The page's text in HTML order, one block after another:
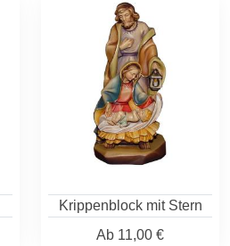
Krippenblock mit Stern
Ab 11,00 €